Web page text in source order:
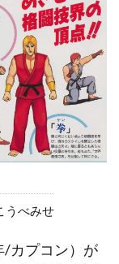
うべみせ
/カプコン）が